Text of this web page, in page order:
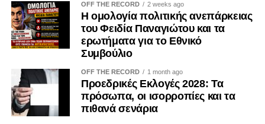
Ο ίδιος ο Τραμπ παραδέχθηκε δημόσια ότι υπάρχει
διαφωνία μεταξύ Ουάσιγκτον και Τελ Αβίβ για το ζήτημα
του Λιβάνου, ενώ άσκησε εκ νέου κριτική στις ισραηλινές
επιχειρήσεις, σημειώνοντας ότι δεν είναι αποδεκτό «να
κάποιος».
Δύσκολες ημέρες για τον Ισραηλινό πρωθυπουργό
OFF THE RECORD 2 weeks ago
Η ομολογία πολιτικής ανεπάρκειας
του Φειδία Παναγιώτου και τα
ερωτήματα για το Εθνικό
Συμβούλιο
OFF THE RECORD 1 month ago
Προεδρικές Εκλογές 2028: Τα
πρόσωπα, οι ισορροπίες και τα
πιθανά σενάρια